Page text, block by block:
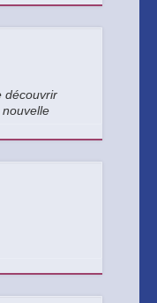
découvrir